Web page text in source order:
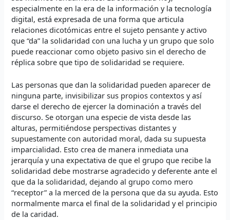
especialmente en la era de la información y la tecnología
digital, está expresada de una forma que articula
relaciones dicotómicas entre el sujeto pensante y activo
que “da” la solidaridad con una lucha y un grupo que solo
puede reaccionar como objeto pasivo sin el derecho de
réplica sobre que tipo de solidaridad se requiere.
Las personas que dan la solidaridad pueden aparecer de
ninguna parte, invisibilizar sus propios contextos y así
darse el derecho de ejercer la dominación a través del
discurso. Se otorgan una especie de vista desde las
alturas, permitiéndose perspectivas distantes y
supuestamente con autoridad moral, dada su supuesta
imparcialidad. Esto crea de manera inmediata una
jerarquía y una expectativa de que el grupo que recibe la
solidaridad debe mostrarse agradecido y deferente ante el
que da la solidaridad, dejando al grupo como mero
“receptor” a la merced de la persona que da su ayuda. Esto
normalmente marca el final de la solidaridad y el principio
de la caridad.